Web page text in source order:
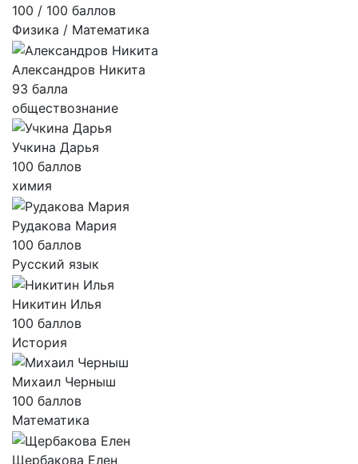
100 / 100 баллов
Физика / Математика
Александров Никита
93 балла
обществознание
Учкина Дарья
100 баллов
химия
Рудакова Мария
100 баллов
Русский язык
Никитин Илья
100 баллов
История
Михаил Черныш
100 баллов
Математика
Щербакова Елен